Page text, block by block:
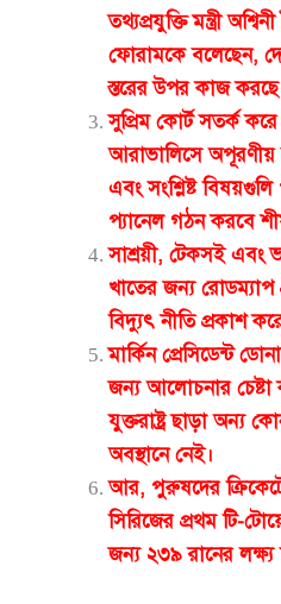
তথ্যপ্রযুক্তি মন্ত্রী
ফোরামকে বলেছেন,
স্তরের উপর কাজ
সুপ্রিম কোর্ট সতর্ক
আরাভালিসে অপূরণীয়
এবং সংশ্লিষ্ট
প্যানেল গঠন করবে
সাশ্রয়ী, টেকসই এবং
খাতের জন্য
বিদ্যুৎ নীতি প্রকাশ
মার্কিন প্রেসিডেন্ট
জন্য আলোচনার চেষ্টা
যুক্তরাষ্ট্র ছাড়া অন্য
অবস্থানে নেই।
আর, পুরুষদের
সিরিজের প্রথম টি-
জন্য ২৩৯ রানের লক্ষ্য